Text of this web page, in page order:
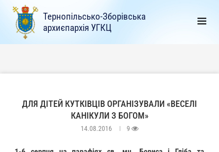
Тернопільсько-Зборівська
архиєпархія УГКЦ
ДЛЯ ДІТЕЙ КУТКІВЦІВ ОРГАНІЗУВАЛИ «ВЕСЕЛІ
КАНІКУЛИ З БОГОМ»
14.08.2016 9